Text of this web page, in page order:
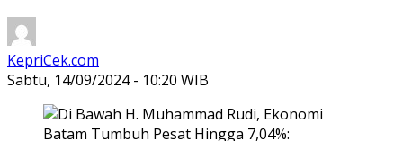
KepriCek.com
Sabtu, 14/09/2024 - 10:20 WIB